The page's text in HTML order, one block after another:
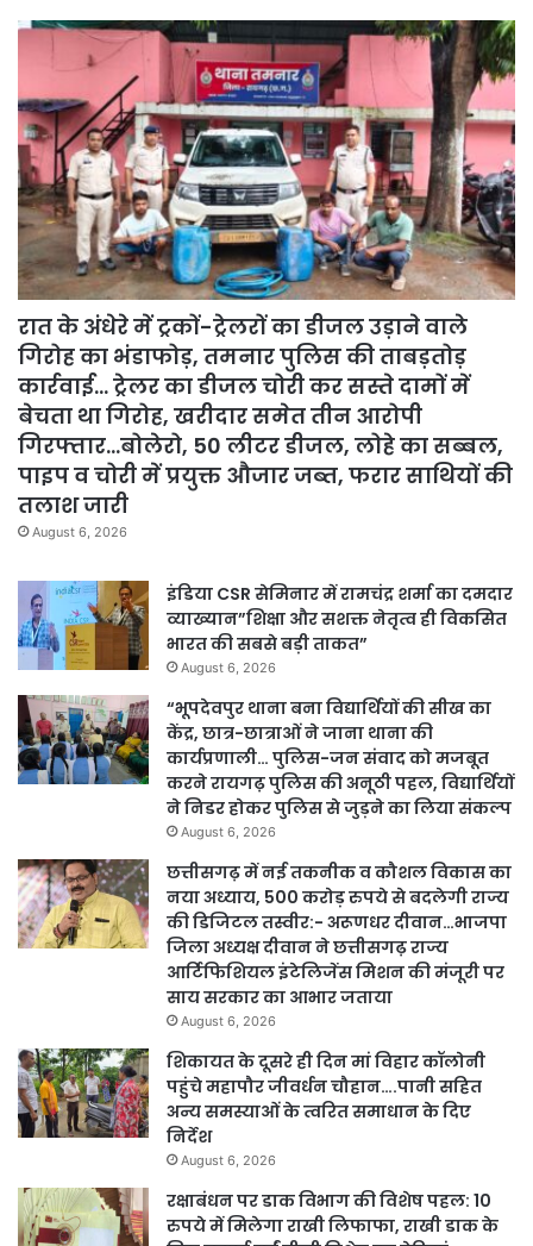
रात के अंधेरे में ट्रकों-ट्रेलरों का डीजल उड़ाने वाले
गिरोह का भंडाफोड़, तमनार पुलिस की ताबड़तोड़
कार्रवाई… ट्रेलर का डीजल चोरी कर सस्ते दामों में
बेचता था गिरोह, खरीदार समेत तीन आरोपी
गिरफ्तार…बोलेरो, 50 लीटर डीजल, लोहे का सब्बल,
पाइप व चोरी में प्रयुक्त औजार जब्त, फरार साथियों की
तलाश जारी
August 6, 2026
इंडिया CSR सेमिनार में रामचंद्र शर्मा का दमदार
व्याख्यान”शिक्षा और सशक्त नेतृत्व ही विकसित
भारत की सबसे बड़ी ताकत”
August 6, 2026
“भूपदेवपुर थाना बना विद्यार्थियों की सीख का
केंद्र, छात्र-छात्राओं ने जाना थाना की
कार्यप्रणाली… पुलिस-जन संवाद को मजबूत
करने रायगढ़ पुलिस की अनूठी पहल, विद्यार्थियों
ने निडर होकर पुलिस से जुड़ने का लिया संकल्प
August 6, 2026
छत्तीसगढ़ में नई तकनीक व कौशल विकास का
नया अध्याय, 500 करोड़ रुपये से बदलेगी राज्य
की डिजिटल तस्वीर:- अरूणधर दीवान…भाजपा
जिला अध्यक्ष दीवान ने छत्तीसगढ़ राज्य
आर्टिफिशियल इंटेलिजेंस मिशन की मंजूरी पर
साय सरकार का आभार जताया
August 6, 2026
शिकायत के दूसरे ही दिन मां विहार कॉलोनी
पहुंचे महापौर जीवर्धन चौहान….पानी सहित
अन्य समस्याओं के त्वरित समाधान के दिए
निर्देश
August 6, 2026
रक्षाबंधन पर डाक विभाग की विशेष पहल: 10
रुपये में मिलेगा राखी लिफाफा, राखी डाक के